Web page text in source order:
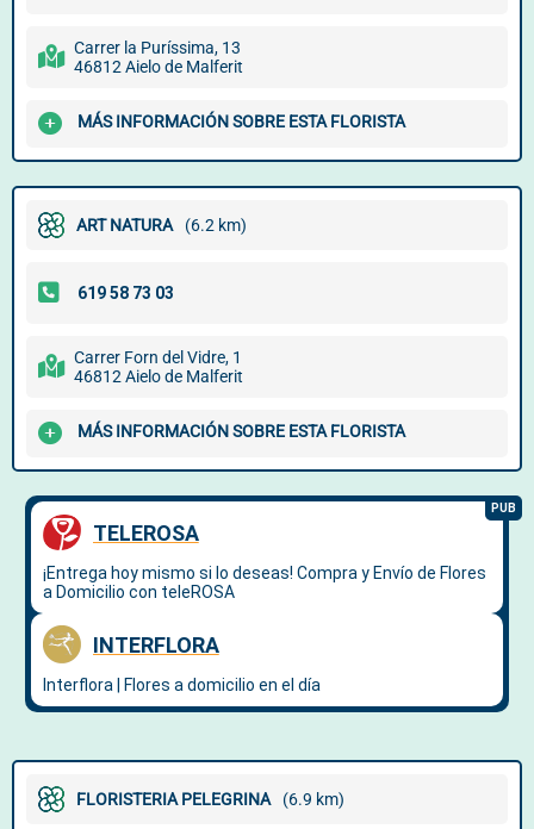
Carrer la Puríssima, 13
46812 Aielo de Malferit
MÁS INFORMACIÓN SOBRE ESTA FLORISTA
ART NATURA (6.2 km)
Carrer Forn del Vidre, 1
46812 Aielo de Malferit
MÁS INFORMACIÓN SOBRE ESTA FLORISTA
FLORISTERIA PELEGRINA (6.9 km)